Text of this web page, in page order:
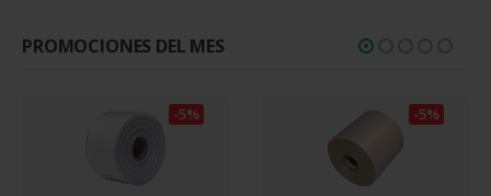
PROMOCIONES DEL MES
-5% -5%